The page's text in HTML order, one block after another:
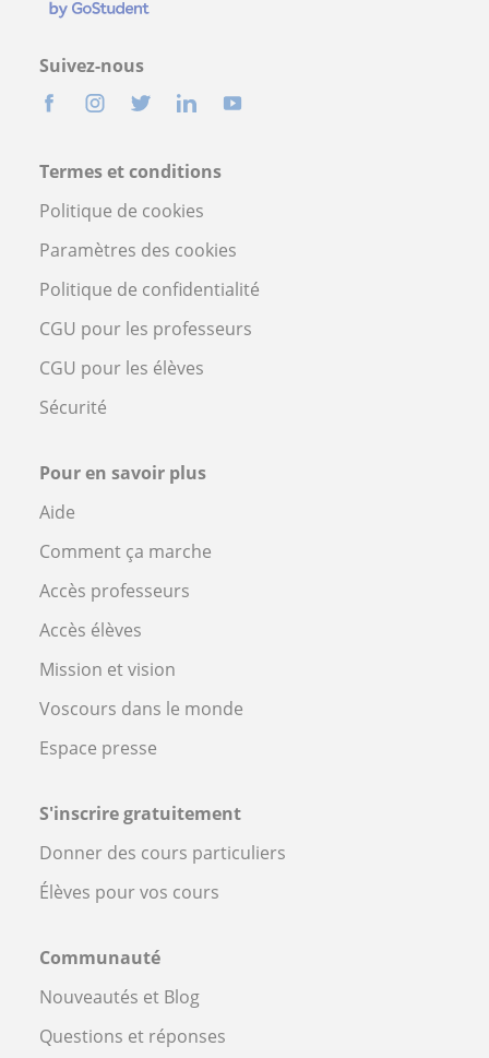
Suivez-nous
Termes et conditions
Politique de cookies
Paramètres des cookies
Politique de confidentialité
CGU pour les professeurs
CGU pour les élèves
Sécurité
Pour en savoir plus
Aide
Comment ça marche
Accès professeurs
Accès élèves
Mission et vision
Voscours dans le monde
Espace presse
S'inscrire gratuitement
Donner des cours particuliers
Élèves pour vos cours
Communauté
Nouveautés et Blog
Questions et réponses